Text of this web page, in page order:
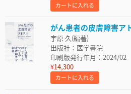
カートに入れる
がん患者の皮膚障害ア
宇原 久(編著)
出版社：医学書院
印刷版発行年月：2024/02
¥14,300
カートに入れる